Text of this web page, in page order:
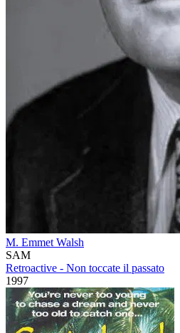
M. Emmet Walsh
SAM
Retroactive - Non toccate il passato
1997